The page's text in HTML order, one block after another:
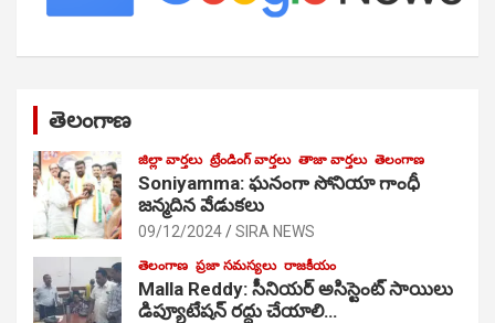
తెలంగాణ
జిల్లా వార్తలు ట్రేండింగ్ వార్తలు తాజా వార్తలు తెలంగాణ
Soniyamma: ఘ‌నంగా సోనియా గాంధీ
జ‌న్మ‌దిన వేడుక‌లు
09/12/2024 SIRA NEWS
తెలంగాణ ప్రజా సమస్యలు రాజకీయం
Malla Reddy: సీనియర్ అసిస్టెంట్ సాయిలు
డిప్యూటేషన్ రద్దు చేయాలి…